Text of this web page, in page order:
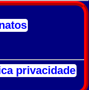
privacidade